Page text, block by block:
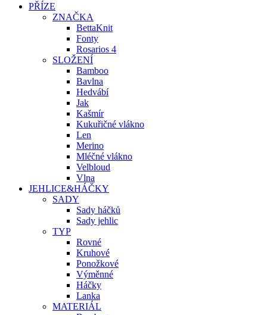
PŘÍZE
ZNAČKA
BettaKnit
Fonty
Rosarios 4
SLOŽENÍ
Bamboo
Bavlna
Hedvábí
Jak
Kašmír
Kukuřičné vlákno
Len
Merino
Mléčné vlákno
Velbloud
Vlna
JEHLICE&HÁČKY
SADY
Sady háčků
Sady jehlic
TYP
Rovné
Kruhové
Ponožkové
Výměnné
Háčky
Lanka
MATERIÁL